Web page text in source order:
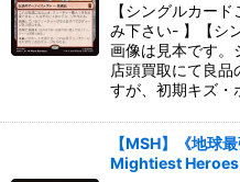
【シングルカー
み下さい- 】【シ
画像は見本です。
店頭買取にて良品
すが、初期キズ・
【MSH】《地球
Mightiest Heroes